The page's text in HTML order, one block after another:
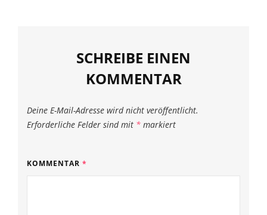
SCHREIBE EINEN
KOMMENTAR
Deine E-Mail-Adresse wird nicht veröffentlicht.
Erforderliche Felder sind mit * markiert
KOMMENTAR *